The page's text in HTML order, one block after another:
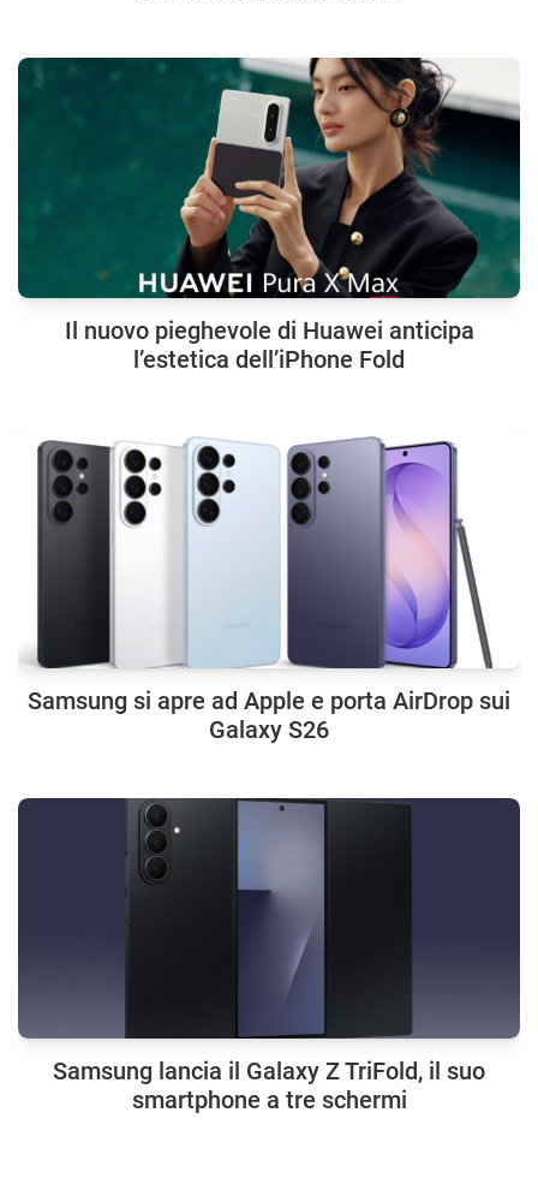
Il nuovo pieghevole di Huawei anticipa
l’estetica dell’iPhone Fold
Samsung si apre ad Apple e porta AirDrop sui
Galaxy S26
Samsung lancia il Galaxy Z TriFold, il suo
smartphone a tre schermi